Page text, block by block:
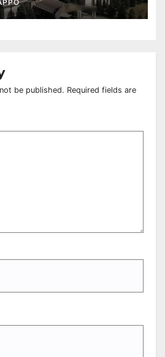
be published. Required fields are